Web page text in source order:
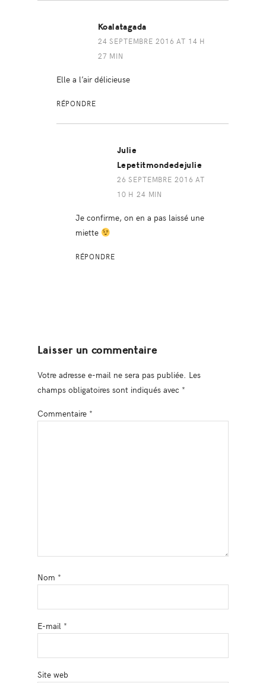
Koalatagada
24 SEPTEMBRE 2016 AT 14 H
27 MIN
Elle a l’air délicieuse
RÉPONDRE
Julie
Lepetitmondedejulie
26 SEPTEMBRE 2016 AT
10 H 24 MIN
Je confirme, on en a pas laissé une
miette
RÉPONDRE
Laisser un commentaire
Votre adresse e-mail ne sera pas publiée. Les
champs obligatoires sont indiqués avec *
Commentaire *
Nom *
E-mail *
Site web